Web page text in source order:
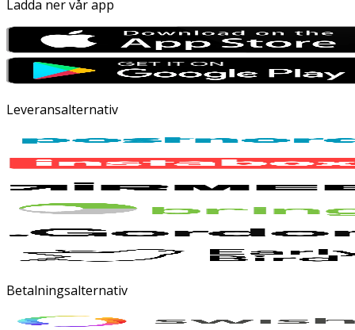
Ladda ner vår app
Leveransalternativ
Betalningsalternativ